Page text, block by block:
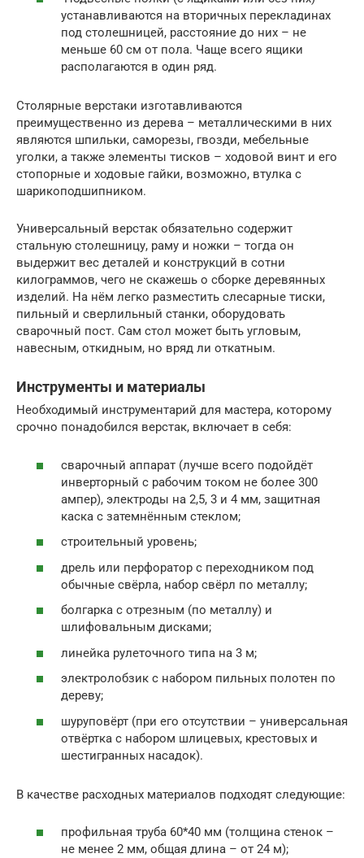
устанавливаются на вторичных перекладинах
под столешницей, расстояние до них – не
меньше 60 см от пола. Чаще всего ящики
располагаются в один ряд.
Столярные верстаки изготавливаются
преимущественно из дерева – металлическими в них
являются шпильки, саморезы, гвозди, мебельные
уголки, а также элементы тисков – ходовой винт и его
стопорные и ходовые гайки, возможно, втулка с
шарикоподшипником.
Универсальный верстак обязательно содержит
стальную столешницу, раму и ножки – тогда он
выдержит вес деталей и конструкций в сотни
килограммов, чего не скажешь о сборке деревянных
изделий. На нём легко разместить слесарные тиски,
пильный и сверлильный станки, оборудовать
сварочный пост. Сам стол может быть угловым,
навесным, откидным, но вряд ли откатным.
Инструменты и материалы
Необходимый инструментарий для мастера, которому
срочно понадобился верстак, включает в себя:
сварочный аппарат (лучше всего подойдёт
инверторный с рабочим током не более 300
ампер), электроды на 2,5, 3 и 4 мм, защитная
каска с затемнённым стеклом;
строительный уровень;
дрель или перфоратор с переходником под
обычные свёрла, набор свёрл по металлу;
болгарка с отрезным (по металлу) и
шлифовальным дисками;
линейка рулеточного типа на 3 м;
электролобзик с набором пильных полотен по
дереву;
шуруповёрт (при его отсутствии – универсальная
отвёртка с набором шлицевых, крестовых и
шестигранных насадок).
В качестве расходных материалов подходят следующие:
профильная труба 60*40 мм (толщина стенок –
не менее 2 мм, общая длина – от 24 м);